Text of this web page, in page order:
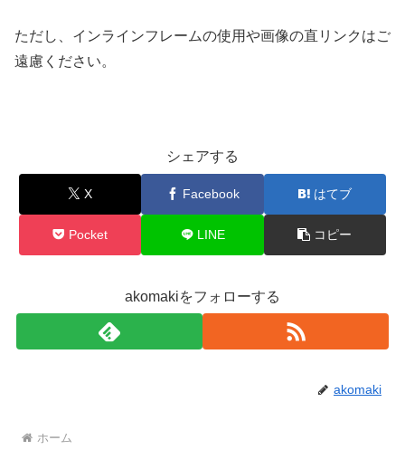
ただし、インラインフレームの使用や画像の直リンクはご
遠慮ください。
シェアする
X Facebook はてブ
Pocket LINE コピー
akomakiをフォローする
akomaki
ホーム